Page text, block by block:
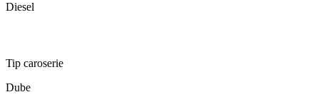
Diesel
Tip caroserie
Dube